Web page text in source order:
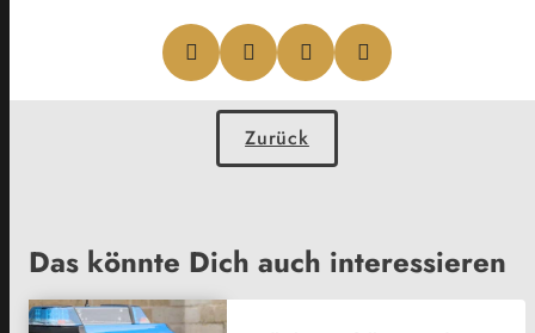
Zurück
Das könnte Dich auch interessieren